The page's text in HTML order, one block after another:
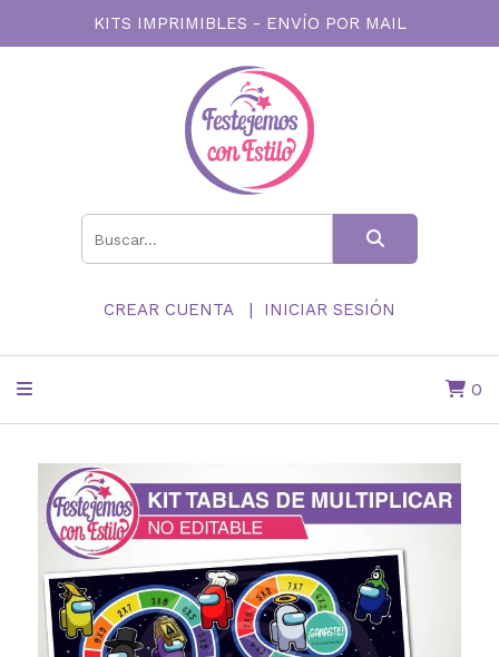
KITS IMPRIMIBLES - ENVÍO POR MAIL
CREAR CUENTA INICIAR SESIÓN
0